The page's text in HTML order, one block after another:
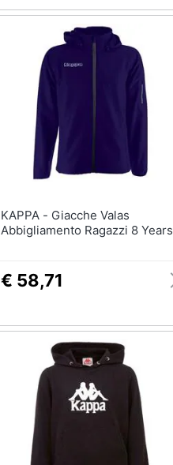
KAPPA - Giacche Valas
Abbigliamento Ragazzi 8 Years
€ 58,71